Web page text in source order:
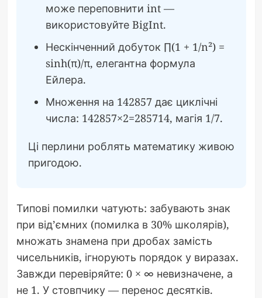
може переповнити int —
використовуйте BigInt.
Нескінченний добуток ∏(1 + 1/n²) =
sinh(π)/π, елегантна формула
Ейлера.
Множення на 142857 дає циклічні
числа: 142857×2=285714, магія 1/7.
Ці перлини роблять математику живою
пригодою.
Типові помилки чатують: забувають знак
при від’ємних (помилка в 30% школярів),
множать знамена при дробах замість
чисельників, ігнорують порядок у виразах.
Завжди перевіряйте: 0 × ∞ невизначене, а
не 1. У стовпчику — перенос десятків.